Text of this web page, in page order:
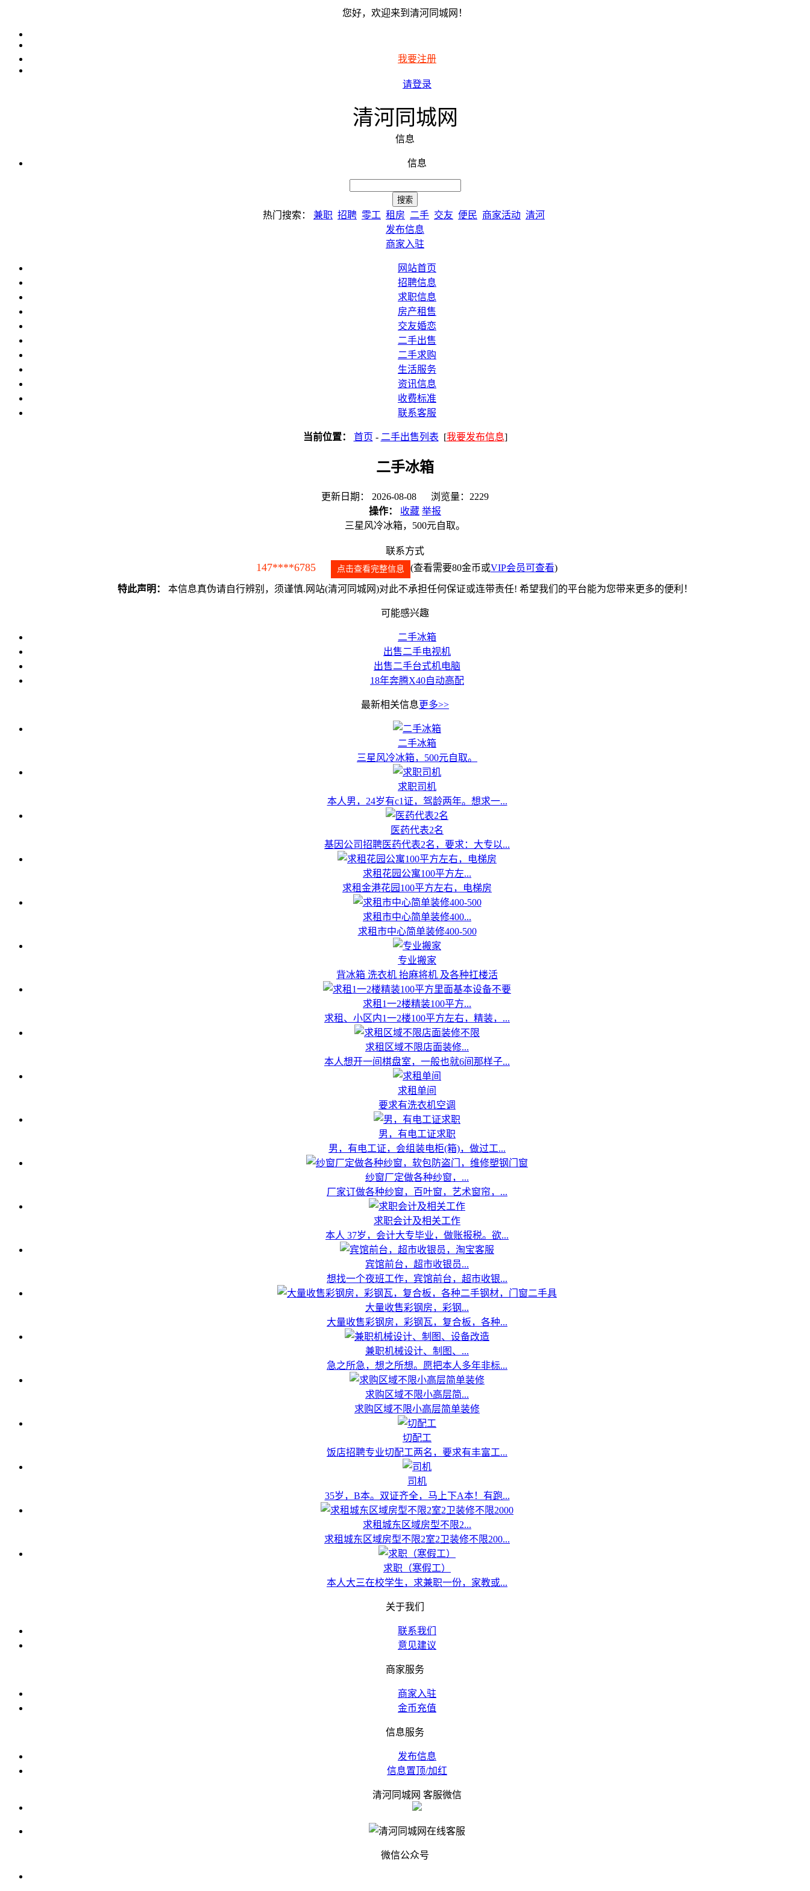
您好，欢迎来到清河同城网！
我要注册
请登录
清河同城网
信息
信息
热门搜索： 兼职 招聘 零工 租房 二手 交友 便民 商家活动 清河
发布信息
商家入驻
网站首页
招聘信息
求职信息
房产租售
交友婚恋
二手出售
二手求购
生活服务
资讯信息
收费标准
联系客服
当前位置： 首页 - 二手出售列表 [我要发布信息]
二手冰箱
更新日期： 2026-08-08 浏览量：2229
操作：
收藏 举报
三星风冷冰箱，500元自取。
联系方式
147****6785 点击查看完整信息 (查看需要80金币或VIP会员可查看)
特此声明： 本信息真伪请自行辨别，须谨慎.网站(清河同城网)对此不承担任何保证或连带责任! 希望我们的平台能为您带来更多的便利！
可能感兴趣
二手冰箱
出售二手电视机
出售二手台式机电脑
18年奔腾X40自动高配
最新相关信息更多>>
二手冰箱
三星风冷冰箱，500元自取。
求职司机
本人男，24岁有c1证，驾龄两年。想求一...
医药代表2名
基因公司招聘医药代表2名，要求：大专以...
求租花园公寓100平方左...
求租金港花园100平方左右，电梯房
求租市中心简单装修400...
求租市中心简单装修400-500
专业搬家
背冰箱 洗衣机 抬麻将机 及各种扛楼活
求租1一2楼精装100平方...
求租、小区内1一2楼100平方左右，精装，...
求租区域不限店面装修...
本人想开一间棋盘室，一般也就6间那样子...
求租单间
要求有洗衣机空调
男，有电工证求职
男，有电工证，会组装电柜(箱)，做过工...
纱窗厂定做各种纱窗，...
厂家订做各种纱窗，百叶窗，艺术窗帘，...
求职会计及相关工作
本人 37岁，会计大专毕业，做账报税。欲...
宾馆前台，超市收银员...
想找一个夜班工作，宾馆前台，超市收银...
大量收售彩钢房，彩钢...
大量收售彩钢房，彩钢瓦，复合板，各种...
兼职机械设计、制图、...
急之所急，想之所想。愿把本人多年非标...
求购区域不限小高层简...
求购区域不限小高层简单装修
切配工
饭店招聘专业切配工两名，要求有丰富工...
司机
35岁，B本。双证齐全，马上下A本！有跑...
求租城东区域房型不限2...
求租城东区域房型不限2室2卫装修不限200...
求职（寒假工）
本人大三在校学生，求兼职一份，家教或...
关于我们
联系我们
意见建议
商家服务
商家入驻
金币充值
信息服务
发布信息
信息置顶/加红
清河同城网 客服微信
微信公众号